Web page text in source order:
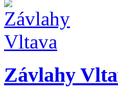
Závlahy